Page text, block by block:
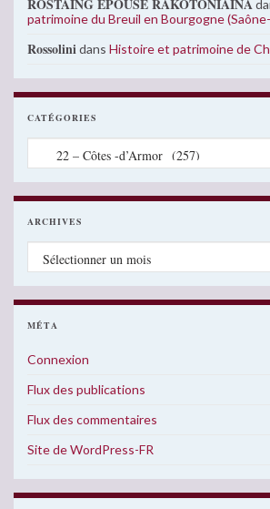
ROSTAING EPOUSE RAKOTONIAINA
patrimoine du Breuil en Bourgogne
Rossolinidans Histoire et patrimoine de
CATÉGORIES
ARCHIVES
MÉTA
Connexion
Flux des publications
Flux des commentaires
Site de WordPress-FR